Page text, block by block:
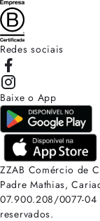
Redes sociais
Baixe o App
ZZAB Comércio de
Padre Mathias,
07.900.208/0077-04
reservados.